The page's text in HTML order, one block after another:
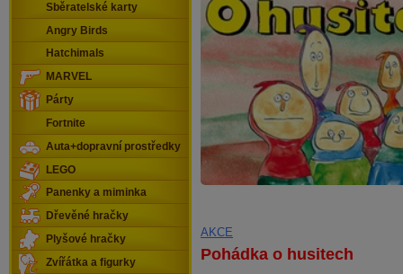
AKCE
Pohádka o husitech
Sběratelské karty
Angry Birds
Hatchimals
MARVEL
Párty
Fortnite
Auta+dopravní prostředky
LEGO
Panenky a miminka
Dřevěné hračky
Plyšové hračky
Zvířátka a figurky